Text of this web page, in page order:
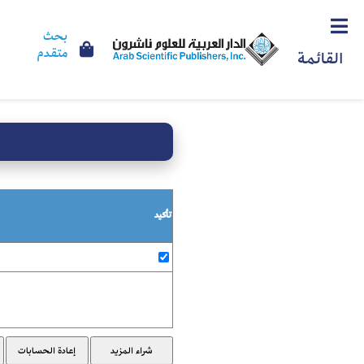
القائمة
بحث
متقدم
تأكيد